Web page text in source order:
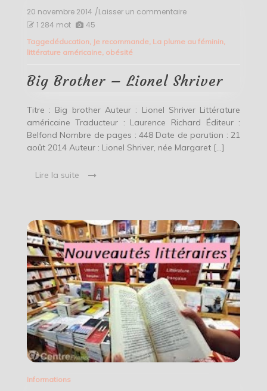
20 novembre 2014 /Laisser un commentaireon
–
1 284 mot 45
Taggedéducation, Je recommande, La plume au féminin,
littérature américaine, obésité
Big Brother – Lionel Shriver
Titre : Big brother Auteur : Lionel Shriver Littérature
américaine Traducteur : Laurence Richard Éditeur :
Belfond Nombre de pages : 448 Date de parution : 21
août 2014 Auteur : Lionel Shriver, née Margaret […]
Lire la suite
Informations